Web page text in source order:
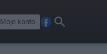
Moje konto
cebkaj